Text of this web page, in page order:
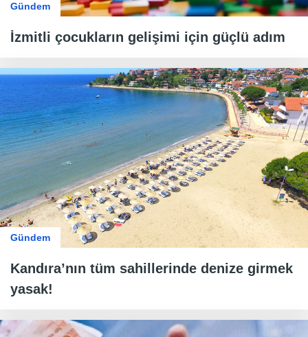
Gündem
İzmitli çocukların gelişimi için güçlü adım
Gündem
Kandıra’nın tüm sahillerinde denize girmek
yasak!